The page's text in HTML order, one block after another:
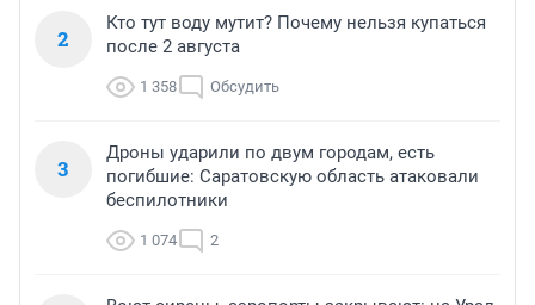
2
Кто тут воду мутит? Почему нельзя купаться
после 2 августа
1 358 Обсудить
3
Дроны ударили по двум городам, есть
погибшие: Саратовскую область атаковали
беспилотники
1 074 2